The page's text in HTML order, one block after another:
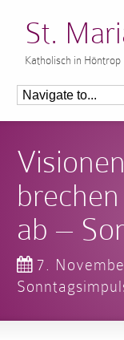
St.
Katholisch in Höntrop
ab –
7.